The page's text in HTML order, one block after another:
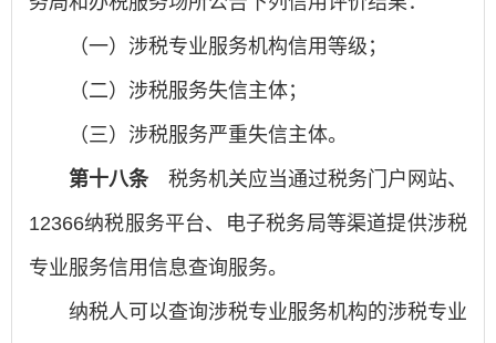
（一）涉税专业服务机构信用等级；
（二）涉税服务失信主体；
（三）涉税服务严重失信主体。
第十八条 税务机关应当通过税务门户网站、
12366纳税服务平台、电子税务局等渠道提供涉税
专业服务信用信息查询服务。
纳税人可以查询涉税专业服务机构的涉税专业